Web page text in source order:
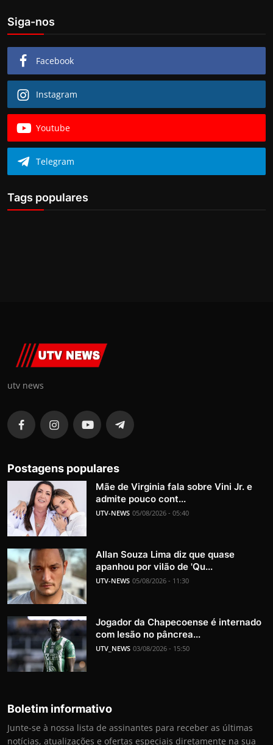
Siga-nos
Facebook
Instagram
Youtube
Telegram
Tags populares
utv news
Postagens populares
Mãe de Virginia fala sobre Vini Jr. e
admite pouco cont...
UTV-NEWS 05/08/2026 - 05:40
Allan Souza Lima diz que quase
apanhou por vilão de 'Qu...
UTV-NEWS 05/08/2026 - 11:30
Jogador da Chapecoense é internado
com lesão no pâncrea...
UTV_NEWS 03/08/2026 - 15:50
Boletim informativo
Junte-se à nossa lista de assinantes para receber as últimas
notícias, atualizações e ofertas especiais diretamente na sua